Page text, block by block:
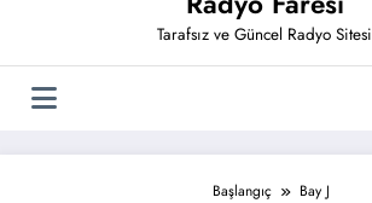
Tarafsız ve Güncel Radyo Sitesi
Başlangıç Bay J